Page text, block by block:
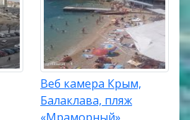
Веб камера Крым,
Балаклава, пляж